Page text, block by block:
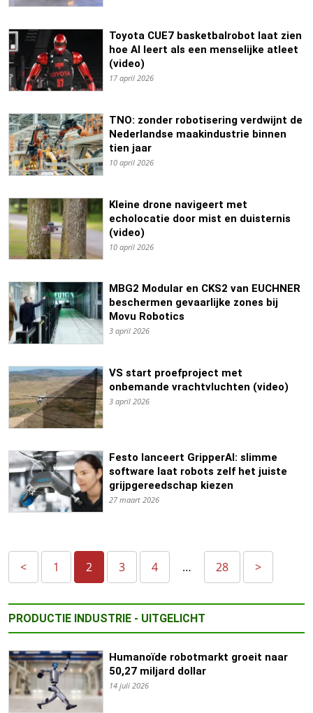
Toyota CUE7 basketbalrobot laat zien
hoe AI leert als een menselijke atleet
(video)
17 april 2026
TNO: zonder robotisering verdwijnt de
Nederlandse maakindustrie binnen
tien jaar
10 april 2026
Kleine drone navigeert met
echolocatie door mist en duisternis
(video)
10 april 2026
MBG2 Modular en CKS2 van EUCHNER
beschermen gevaarlijke zones bij
Movu Robotics
3 april 2026
VS start proefproject met
onbemande vrachtvluchten (video)
3 april 2026
Festo lanceert GripperAI: slimme
software laat robots zelf het juiste
grijpgereedschap kiezen
27 maart 2026
< 1 2 3 4 … 28 >
PRODUCTIE INDUSTRIE - UITGELICHT
Humanoïde robotmarkt groeit naar
50,27 miljard dollar
14 juli 2026